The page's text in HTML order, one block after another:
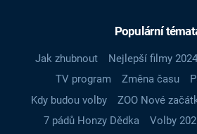
Populární
Jak zhubnout Nejlepší filmy 2024
TV program
Změna času
Kdy budou volby
ZOO Nové
7 pádů Honzy Dědka
Volby